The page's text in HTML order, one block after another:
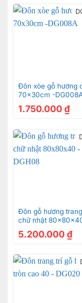
Đôn xòe gỗ hương
70x30cm -
1.750.000 ₫
Đôn gỗ hương
chữ nhật
5.200.000 ₫